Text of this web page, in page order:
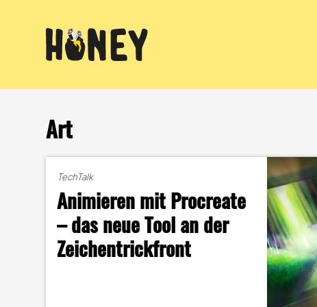
Art
TechTalk
Animieren mit Procreate
– das neue Tool an der
Zeichentrickfront